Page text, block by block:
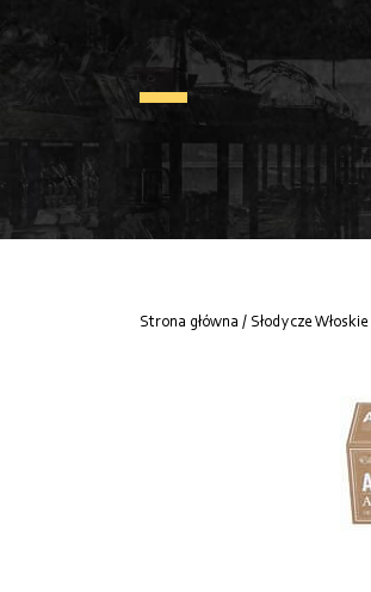
Strona główna / Słodycze Włoskie